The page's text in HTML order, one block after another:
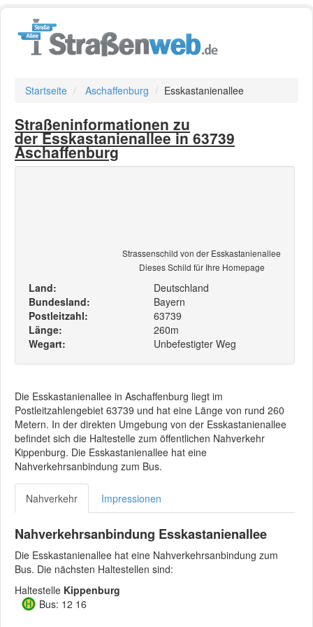
Startseite Aschaffenburg Esskastanienallee
Straßeninformationen zu
der Esskastanienallee in 63739
Aschaffenburg
Strassenschild von der Esskastanienallee
Dieses Schild für Ihre Homepage
Land:
Deutschland
Bundesland:
Bayern
Postleitzahl:
63739
Länge:
260m
Wegart:
Unbefestigter Weg
Die Esskastanienallee in Aschaffenburg liegt im
Postleitzahlengebiet 63739 und hat eine Länge von rund 260
Metern. In der direkten Umgebung von der Esskastanienallee
befindet sich die Haltestelle zum öffentlichen Nahverkehr
Kippenburg. Die Esskastanienallee hat eine
Nahverkehrsanbindung zum Bus.
Nahverkehr Impressionen
Nahverkehrsanbindung Esskastanienallee
Die Esskastanienallee hat eine Nahverkehrsanbindung zum
Bus. Die nächsten Haltestellen sind:
Haltestelle Kippenburg
Bus: 12 16